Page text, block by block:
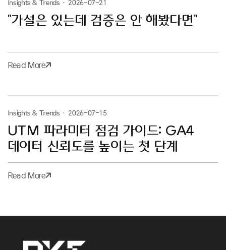
Insights & Trends·2026-07-21
"가설은 있는데 검증은 안 해봤다면"
Read More
Insights & Trends·2026-07-15
UTM 파라미터 점검 가이드: GA4
데이터 신뢰도를 높이는 첫 단계
Read More